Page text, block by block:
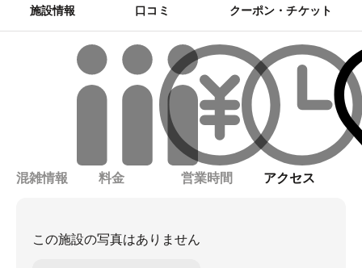
施設情報 口コミ クーポン・チケット
混雑情報 料金 営業時間 アクセス
この施設の写真はありません